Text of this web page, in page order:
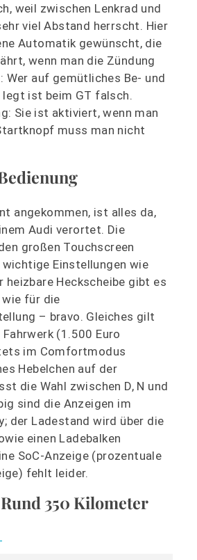
weil zwischen Lenkrad und
viel Abstand herrscht. Hier
Automatik gewünscht, die
wenn man die Zündung
Wer auf gemütliches Be- und
ist beim GT falsch.
Sie ist aktiviert, wenn man
muss man nicht
angekommen, ist alles da,
Audi verortet. Die
großen Touchscreen
Einstellungen wie
heizbare Heckscheibe gibt es
wie für die
– bravo. Gleiches gilt
(1.500 Euro
im Comfortmodus
Hebelchen auf der
die Wahl zwischen D, N und
sind die Anzeigen im
der Ladestand wird über die
einen Ladebalken
SoC-Anzeige (prozentuale
fehlt leider.
350 Kilometer